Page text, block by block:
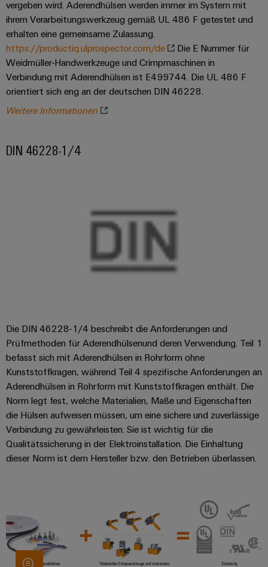
vergeben wird. Aderendhülsen werden immer im System mit
ihrem Verarbeitungswerkzeug gemäß UL 486 F getestet und
erhalten eine gemeinsame Zulassung.
https://productiq.ulprospector.com/de
Die E Nummer für
Weidmüller-Handwerkzeuge und Crimpmaschinen in
Verbindung mit Aderendhülsen ist E499744. Die UL 486 F
orientiert sich eng an der deutschen DIN 46228.
Weitere Informationen
DIN 46228-1/4
Die DIN 46228-1/4 beschreibt die Anforderungen und
Prüfmethoden für Aderendhülsenund deren Verwendung. Teil 1
befasst sich mit Aderendhülsen in Rohrform ohne
Kunststoffkragen, während Teil 4 spezifische Anforderungen an
Aderendhülsen in Rohrform mit Kunststoffkragen enthält. Die
Norm legt fest, welche Materialien, Maße und Eigenschaften
die Hülsen aufweisen müssen, um eine sichere und zuverlässige
Verbindung zu gewährleisten. Sie ist wichtig für die
Qualitätssicherung in der Elektroinstallation. Die Einhaltung
dieser Norm ist dem Hersteller bzw. den Betrieben überlassen.